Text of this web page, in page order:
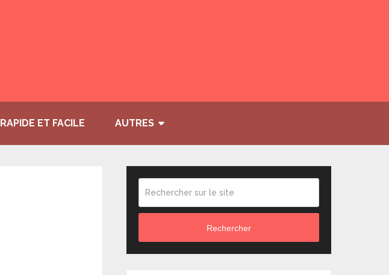
RAPIDE ET FACILE AUTRES
Rechercher